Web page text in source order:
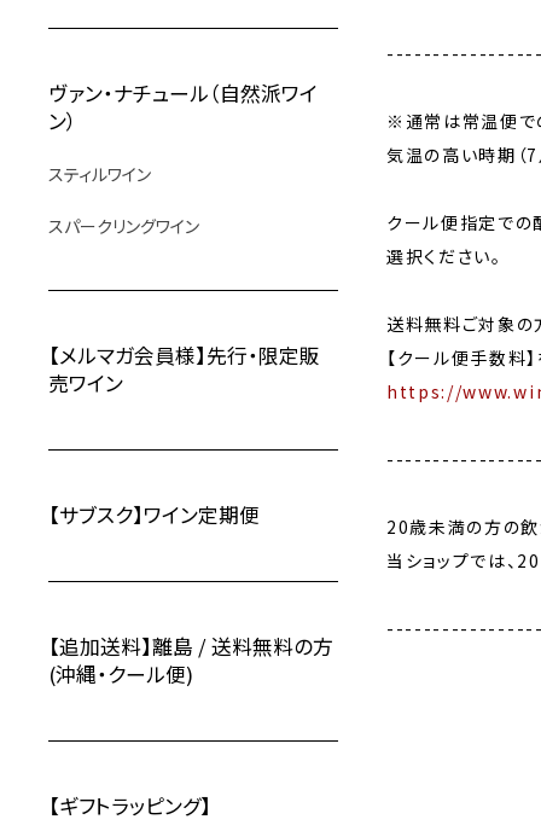
ヴァン・ナチュール（自然派ワイ
ン）
スティルワイン
スパークリングワイン
【メルマガ会員様】先行・限定販
売ワイン
【サブスク】ワイン定期便
【追加送料】離島 / 送料無料の方
(沖縄・クール便)
【ギフトラッピング】
※通常は常温便で
気温の高い時期（
クール便指定での
選択ください。
送料無料ご対象の
【クール便手数料
https://
20歳未満の方の飲
当ショップでは、